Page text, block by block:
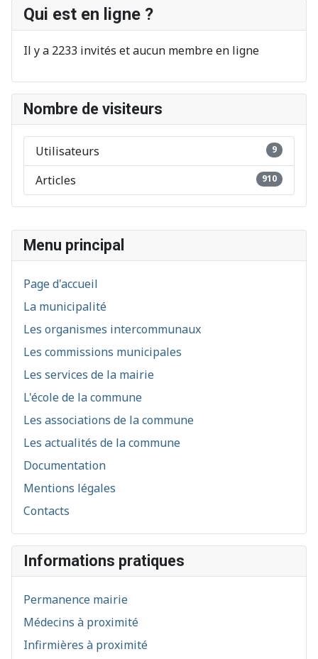
Menu principal
Page d'accueil
La municipalité
Les organismes intercommunaux
Les commissions municipales
Les services de la mairie
L'école de la commune
Les associations de la commune
Les actualités de la commune
Documentation
Mentions légales
Contacts
Informations pratiques
Permanence mairie
Médecins à proximité
Infirmières à proximité
Qui est en ligne ?
Il y a 2233 invités et aucun membre en ligne
Nombre de visiteurs
Utilisateurs 9
Articles 910